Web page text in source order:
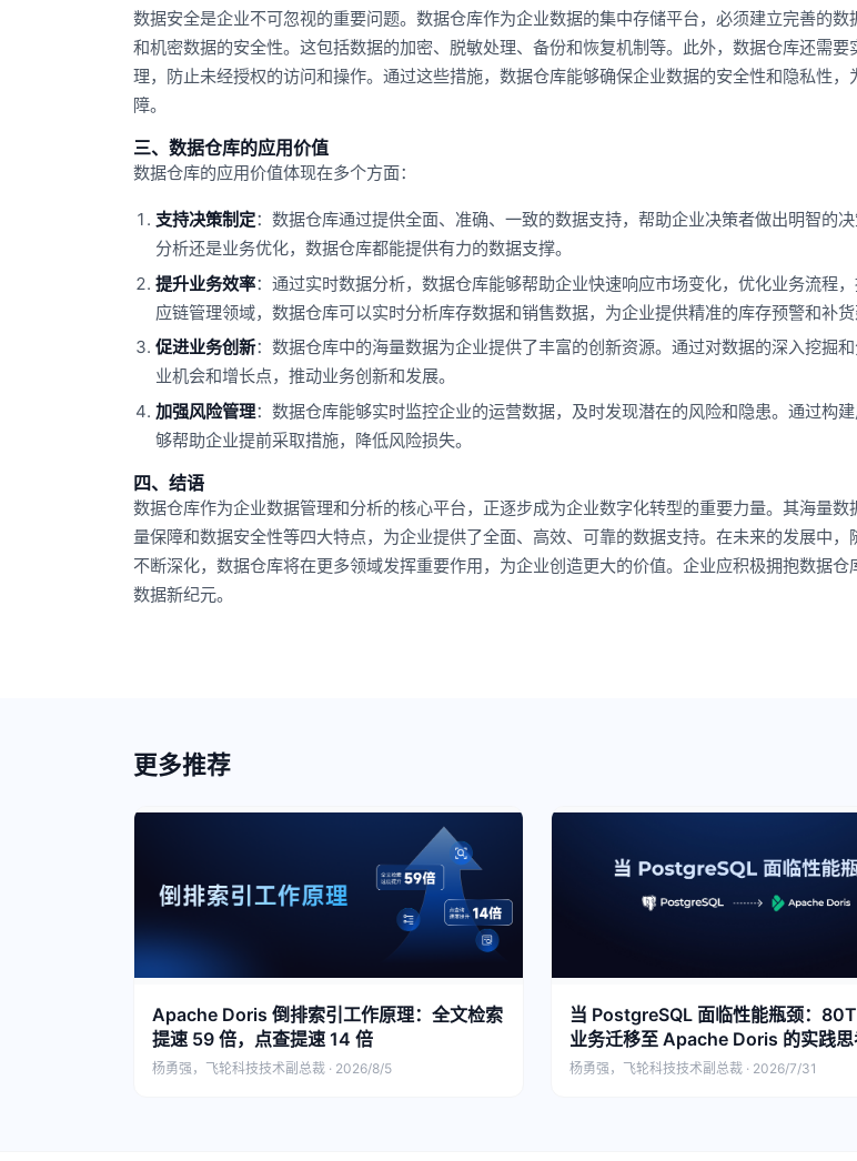
数据安全是企业不可忽视的重要问题。数据仓库作为企业数据的集中存储平台，必须建立完善的
和机密数据的安全性。这包括数据的加密、脱敏处理、备份和恢复机制等。此外，数据仓库还需
理，防止未经授权的访问和操作。通过这些措施，数据仓库能够确保企业数据的安全性和隐私性
障。
三、数据仓库的应用价值
数据仓库的应用价值体现在多个方面：
支持决策制定：数据仓库通过提供全面、准确、一致的数据支持，帮助企业决策者做出明智的
分析还是业务优化，数据仓库都能提供有力的数据支撑。
提升业务效率：通过实时数据分析，数据仓库能够帮助企业快速响应市场变化，优化业务流程
应链管理领域，数据仓库可以实时分析库存数据和销售数据，为企业提供精准的库存预警和补货
促进业务创新：数据仓库中的海量数据为企业提供了丰富的创新资源。通过对数据的深入挖掘
业机会和增长点，推动业务创新和发展。
加强风险管理：数据仓库能够实时监控企业的运营数据，及时发现潜在的风险和隐患。通过构
够帮助企业提前采取措施，降低风险损失。
四、结语
数据仓库作为企业数据管理和分析的核心平台，正逐步成为企业数字化转型的重要力量。其海量
量保障和数据安全性等四大特点，为企业提供了全面、高效、可靠的数据支持。在未来的发展中，
不断深化，数据仓库将在更多领域发挥重要作用，为企业创造更大的价值。企业应积极拥抱数据
数据新纪元。
更多推荐
Apache Doris 倒排索引工作原理：全文检索
提速 59 倍，点查提速 14 倍
杨勇强，飞轮科技技术副总裁 · 2026/8/5
当 PostgreSQL 面临性能瓶颈：
业务迁移至 Apache Doris 的实践
杨勇强，飞轮科技技术副总裁 · 2026/7/31